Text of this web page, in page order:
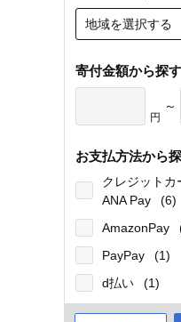
地域を選択する
寄付金額から探す
円
～
お支払方法から
クレジットカ
ANA Pay
(6)
AmazonPay
PayPay
(1)
d払い
(1)